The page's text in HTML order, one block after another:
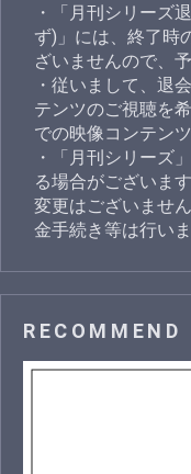
・「月刊シリーズ
ず)」には、終了時
ざいませんので、
・従いまして、退
テンツのご視聴を
での映像コンテン
・「月刊シリーズ
る場合がございま
変更はございませ
金手続き等は行い
RECOMMEND